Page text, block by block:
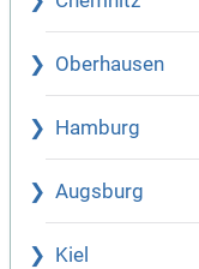
Oberhausen
Hamburg
Augsburg
Kiel